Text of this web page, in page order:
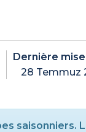
Dernière
28 Temmuz